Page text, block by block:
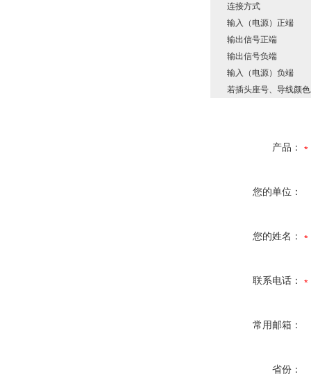
连接方式
输入（电源）正端
输出信号正端
输出信号负端
输入（电源）负端
若插头座号、导线颜色
产品：
您的单位：
您的姓名：
联系电话：
常用邮箱：
省份：